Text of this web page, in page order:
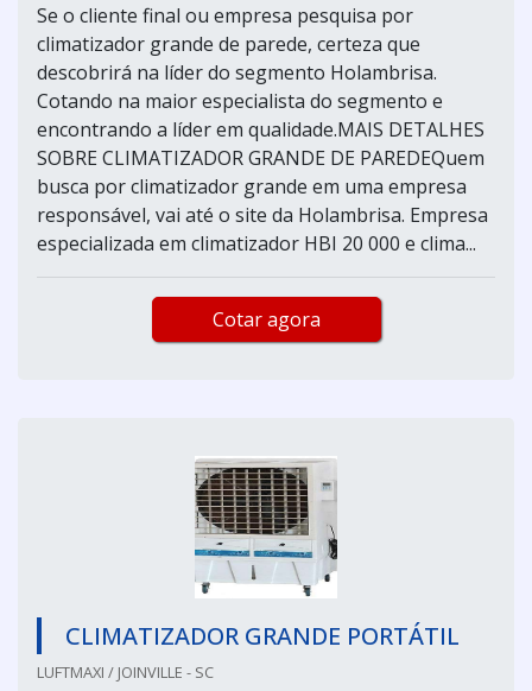
Se o cliente final ou empresa pesquisa por
climatizador grande de parede, certeza que
descobrirá na líder do segmento Holambrisa.
Cotando na maior especialista do segmento e
encontrando a líder em qualidade.MAIS DETALHES
SOBRE CLIMATIZADOR GRANDE DE PAREDEQuem
busca por climatizador grande em uma empresa
responsável, vai até o site da Holambrisa. Empresa
especializada em climatizador HBI 20 000 e clima...
Cotar agora
CLIMATIZADOR GRANDE PORTÁTIL
LUFTMAXI / JOINVILLE - SC